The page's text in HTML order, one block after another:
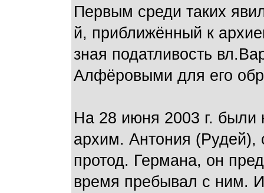
Первым среди таких
й, приближённый к
зная податливость
Алфёровыми для его
На 28 июня 2003 г. были
архим. Антония
протод. Германа, он
время пребывал с ним.